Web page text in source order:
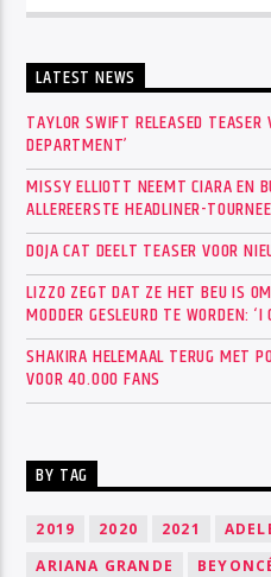
LATEST NEWS
TAYLOR SWIFT RELEASED
DEPARTMENT’
MISSY ELLIOTT NEEMT CIARA EN
ALLEREERSTE HEADLINER-TOURNEE
DOJA CAT DEELT TEASER VOOR
LIZZO ZEGT DAT ZE HET BEU IS
MODDER GESLEURD TE WORDEN: ‘I
SHAKIRA HELEMAAL TERUG MET
VOOR 40.000 FANS
BY TAG
2019 2020 2021
ARIANA GRANDE